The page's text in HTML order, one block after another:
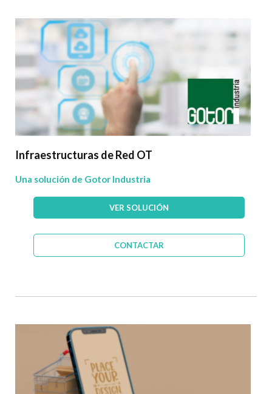
Infraestructuras de Red OT
Una solución de Gotor Industria
VER SOLUCIÓN
CONTACTAR